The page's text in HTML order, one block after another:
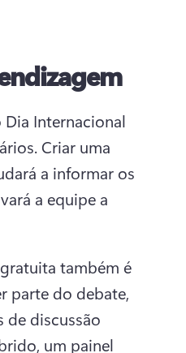
Dia Internacional
Criar uma
a informar os
a equipe a
também é
parte do debate,
de discussão
um painel